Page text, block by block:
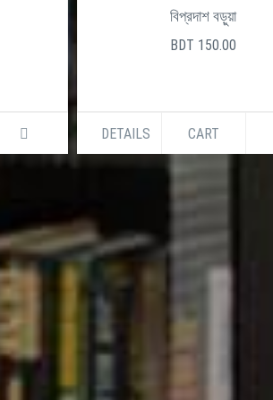
বিপ্রদাশ বড়ুয়া
BDT 150.00
DETAILS CART